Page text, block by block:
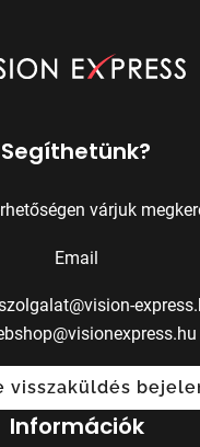
Segíthetünk?
várjuk
Email
visszaküldés
Információk